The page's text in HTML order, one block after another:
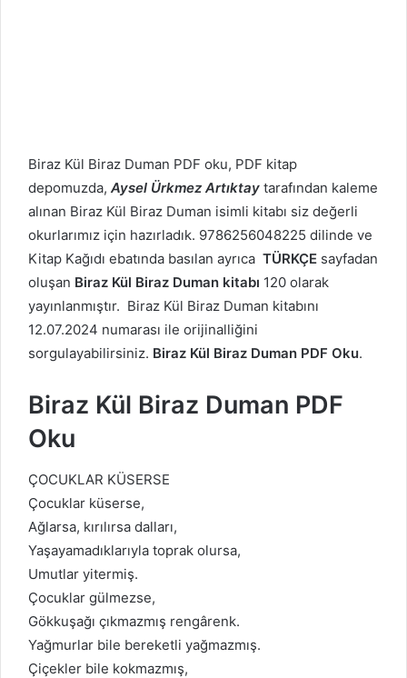
Biraz Kül Biraz Duman PDF oku, PDF kitap
depomuzda, Aysel Ürkmez Artıktay tarafından kaleme
alınan Biraz Kül Biraz Duman isimli kitabı siz değerli
okurlarımız için hazırladık. 9786256048225 dilinde ve
Kitap Kağıdı ebatında basılan ayrıca TÜRKÇE sayfadan
oluşan Biraz Kül Biraz Duman kitabı 120 olarak
yayınlanmıştır. Biraz Kül Biraz Duman kitabını
12.07.2024 numarası ile orijinalliğini
sorgulayabilirsiniz. Biraz Kül Biraz Duman PDF Oku.
Biraz Kül Biraz Duman PDF
Oku
ÇOCUKLAR KÜSERSE
Çocuklar küserse,
Ağlarsa, kırılırsa dalları,
Yaşayamadıklarıyla toprak olursa,
Umutlar yitermiş.
Çocuklar gülmezse,
Gökkuşağı çıkmazmış rengârenk.
Yağmurlar bile bereketli yağmazmış.
Çiçekler bile kokmazmış,